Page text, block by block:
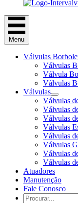
Menu
Válvulas
Válvulas
Válvula
Válvulas
Válvulas
Válvulas
Válvulas
Válvulas
Válvulas
Válvulas
Válvulas
Válvulas
Válvulas
Atuadores
Manutenção
Fale Conosco